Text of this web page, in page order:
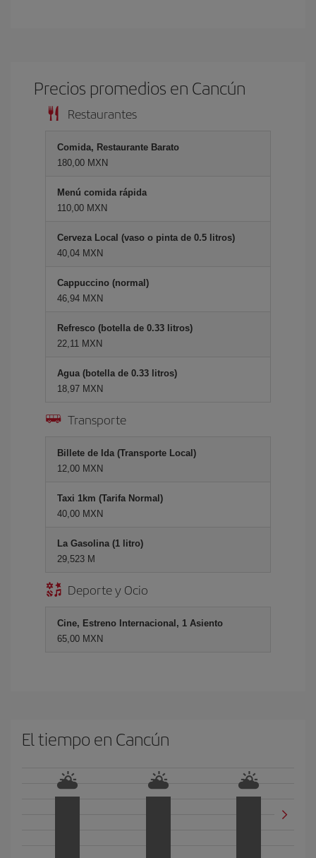
Precios promedios en Cancún
Restaurantes
Comida, Restaurante Barato
180,00 MXN
Menú comida rápida
110,00 MXN
Cerveza Local (vaso o pinta de 0.5 litros)
40,04 MXN
Cappuccino (normal)
46,94 MXN
Refresco (botella de 0.33 litros)
22,11 MXN
Agua (botella de 0.33 litros)
18,97 MXN
Transporte
Billete de Ida (Transporte Local)
12,00 MXN
Taxi 1km (Tarifa Normal)
40,00 MXN
La Gasolina (1 litro)
29,523 M
Deporte y Ocio
Cine, Estreno Internacional, 1 Asiento
65,00 MXN
El tiempo en Cancún